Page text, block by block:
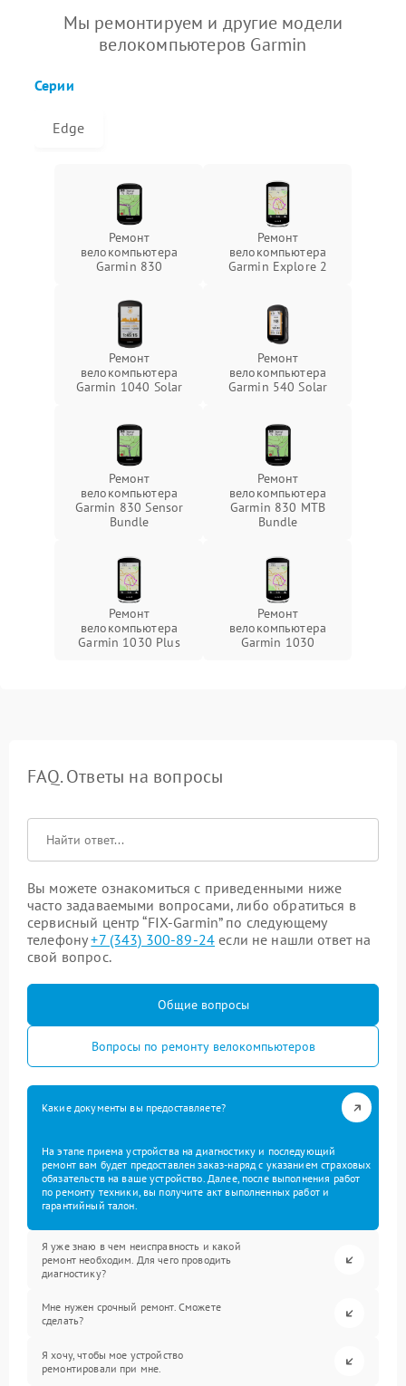
Мы ремонтируем и другие модели
велокомпьютеров Garmin
Серии
Edge
Ремонт
велокомпьютера
Garmin 830
Ремонт
велокомпьютера
Garmin Explore 2
Ремонт
велокомпьютера
Garmin 1040 Solar
Ремонт
велокомпьютера
Garmin 540 Solar
Ремонт
велокомпьютера
Garmin 830 Sensor
Bundle
Ремонт
велокомпьютера
Garmin 830 MTB
Bundle
Ремонт
велокомпьютера
Garmin 1030 Plus
Ремонт
велокомпьютера
Garmin 1030
FAQ. Ответы на вопросы
Вы можете ознакомиться с приведенными ниже
часто задаваемыми вопросами, либо обратиться в
сервисный центр “FIX-Garmin” по следующему
телефону+7 (343) 300-89-24 если не нашли ответ на
свой вопрос.
Общие вопросы
Вопросы по ремонту велокомпьютеров
Какие документы вы предоставляете?
На этапе приема устройства на диагностику и последующий
ремонт вам будет предоставлен заказ-наряд с указанием страховых
обязательств на ваше устройство. Далее, после выполнения работ
по ремонту техники, вы получите акт выполненных работ и
гарантийный талон.
Я уже знаю в чем неисправность и какой
ремонт необходим. Для чего проводить
диагностику?
Мне нужен срочный ремонт. Сможете
сделать?
Я хочу, чтобы мое устройство
ремонтировали при мне.